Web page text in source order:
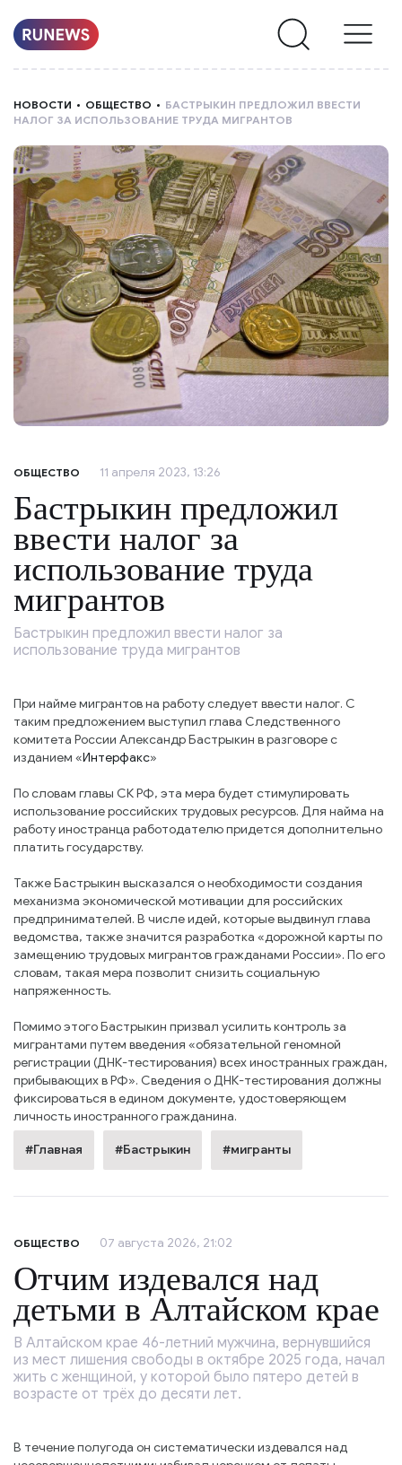
О
НАС
НОВОСТИ ОБЩЕСТВО
БАСТРЫКИН ПРЕДЛОЖИЛ ВВЕСТИ
НАЛОГ ЗА ИСПОЛЬЗОВАНИЕ ТРУДА МИГРАНТОВ
ОБЩЕСТВО 11 апреля 2023, 13:26
Бастрыкин предложил
ввести налог за
использование труда
мигрантов
Бастрыкин предложил ввести налог за
использование труда мигрантов
При найме мигрантов на работу следует ввести налог. С
таким предложением выступил глава Следственного
комитета России Александр Бастрыкин в разговоре с
изданием «Интерфакс»
По словам главы СК РФ, эта мера будет стимулировать
использование российских трудовых ресурсов. Для найма на
работу иностранца работодателю придется дополнительно
платить государству.
Также Бастрыкин высказался о необходимости создания
механизма экономической мотивации для российских
предпринимателей. В числе идей, которые выдвинул глава
ведомства, также значится разработка «дорожной карты по
замещению трудовых мигрантов гражданами России». По его
словам, такая мера позволит снизить социальную
напряженность.
Помимо этого Бастрыкин призвал усилить контроль за
мигрантами путем введения «обязательной геномной
регистрации (ДНК-тестирования) всех иностранных граждан,
прибывающих в РФ». Сведения о ДНК-тестирования должны
фиксироваться в едином документе, удостоверяющем
личность иностранного гражданина.
#Главная #Бастрыкин #мигранты
ОБЩЕСТВО 07 августа 2026, 21:02
Отчим издевался над
детьми в Алтайском крае
В Алтайском крае 46-летний мужчина, вернувшийся
из мест лишения свободы в октябре 2025 года, начал
жить с женщиной, у которой было пятеро детей в
возрасте от трёх до десяти лет.
В течение полугода он систематически издевался над